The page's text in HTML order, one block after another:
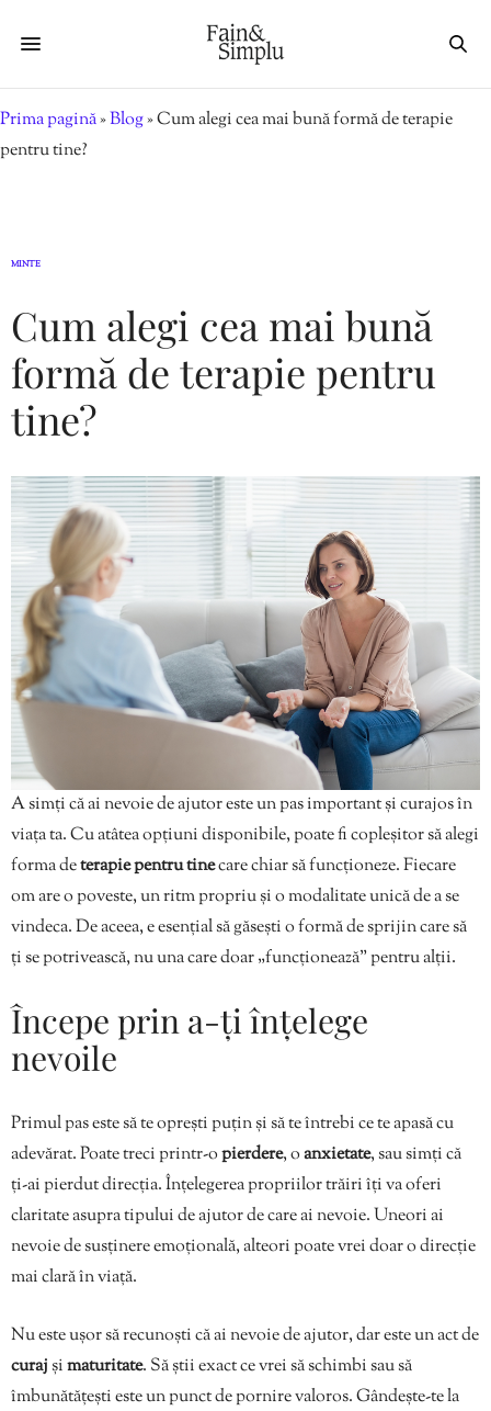
Prima pagină»Blog»Cum alegi cea mai bună formă de terapie
pentru tine?
MINTE
Cum alegi cea mai bună
formă de terapie pentru
tine?
A simți că ai nevoie de ajutor este un pas important și curajos în
viața ta. Cu atâtea opțiuni disponibile, poate fi copleșitor să alegi
forma deterapie pentru tinecare chiar să funcționeze. Fiecare
om are o poveste, un ritm propriu și o modalitate unică de a se
vindeca. De aceea, e esențial să găsești o formă de sprijin care să
ți se potrivească, nu una care doar „funcționează” pentru alții.
Începe prin a-ți înțelege
nevoile
Primul pas este să te oprești puțin și să te întrebi ce te apasă cu
adevărat. Poate treci printr-opierdere, oanxietate, sau simți că
ți-ai pierdut direcția. Înțelegerea propriilor trăiri îți va oferi
claritate asupra tipului de ajutor de care ai nevoie. Uneori ai
nevoie de susținere emoțională, alteori poate vrei doar o direcție
mai clară în viață.
Nu este ușor să recunoști că ai nevoie de ajutor, dar este un act de
curajșimaturitate. Să știi exact ce vrei să schimbi sau să
îmbunătățești este un punct de pornire valoros. Gândește-te la